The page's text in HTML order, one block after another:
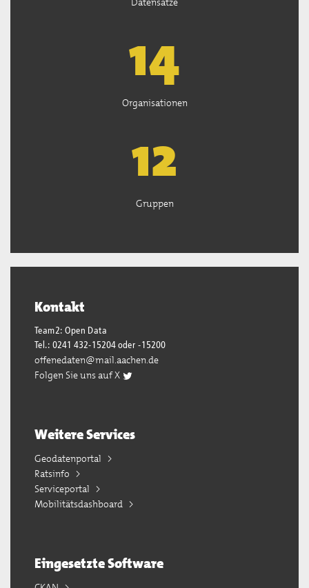
14
Organisationen
13
Gruppen
Kontakt
Team2: Open Data
Tel.: 0241 432-15204 oder -15200
offenedaten@mail.aachen.de
Folgen Sie uns auf X
Weitere Services
Geodatenportal
Ratsinfo
Serviceportal
Mobilitätsdashboard
Eingesetzte Software